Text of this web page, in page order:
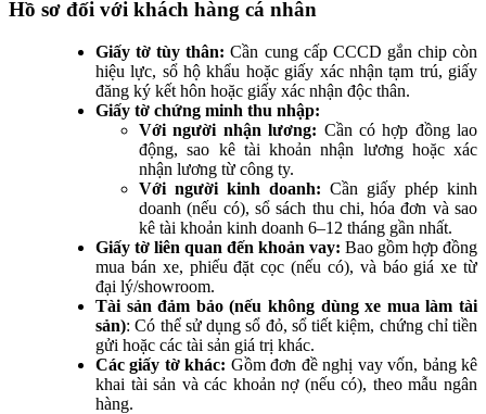
Hồ sơ đối với khách hàng cá nhân
Giấy tờ tùy thân:Cần cung cấp CCCD gắn chip còn
hiệu lực, sổ hộ khẩu hoặc giấy xác nhận tạm trú, giấy
đăng ký kết hôn hoặc giấy xác nhận độc thân.
Giấy tờ chứng minh thu nhập:
Với người nhận lương: Cần có hợp đồng lao
động, sao kê tài khoản nhận lương hoặc xác
nhận lương từ công ty.
Với người kinh doanh: Cần giấy phép kinh
doanh (nếu có), sổ sách thu chi, hóa đơn và sao
kê tài khoản kinh doanh 6–12 tháng gần nhất.
Giấy tờ liên quan đến khoản vay: Bao gồm hợp đồng
mua bán xe, phiếu đặt cọc (nếu có), và báo giá xe từ
đại lý/showroom.
Tài sản đảm bảo (nếu không dùng xe mua làm tài
sản): Có thể sử dụng sổ đỏ, sổ tiết kiệm, chứng chỉ tiền
gửi hoặc các tài sản giá trị khác.
Các giấy tờ khác: Gồm đơn đề nghị vay vốn, bảng kê
khai tài sản và các khoản nợ (nếu có), theo mẫu ngân
hàng.